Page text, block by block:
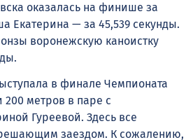
оказалась на финише за
Екатерина — за 45,539 секунды.
воронежскую каноистку
в финале Чемпионата
метров в паре с
Гуреевой. Здесь все
заездом. К сожалению,